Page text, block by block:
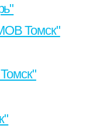
Томск"